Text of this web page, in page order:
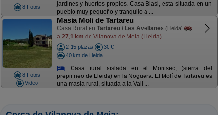
8 Fotos
jardines y huertos propios. Casa Blasi, esta situada en un
pueblo muy pequeño y tranquilo a ...
8 Fotos
Video
Masia Moli de Tartareu
Casa Rural en Tartareu / Les Avellanes (Lleida)
a 27,1 km de Vilanova de Meia (Lleida)
2-15 plazas
30 €
40 km de Lleida
Casa rural aislada en el Montsec, (sierra del
prepirineo de Lleida) en la Noguera. El Molí de Tartareu es
una masia rural, situada a la Vall ...